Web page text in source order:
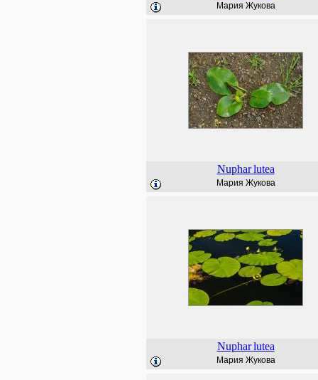
Мария Жукова
Nuphar lutea
Мария Жукова
Nuphar lutea
Мария Жукова